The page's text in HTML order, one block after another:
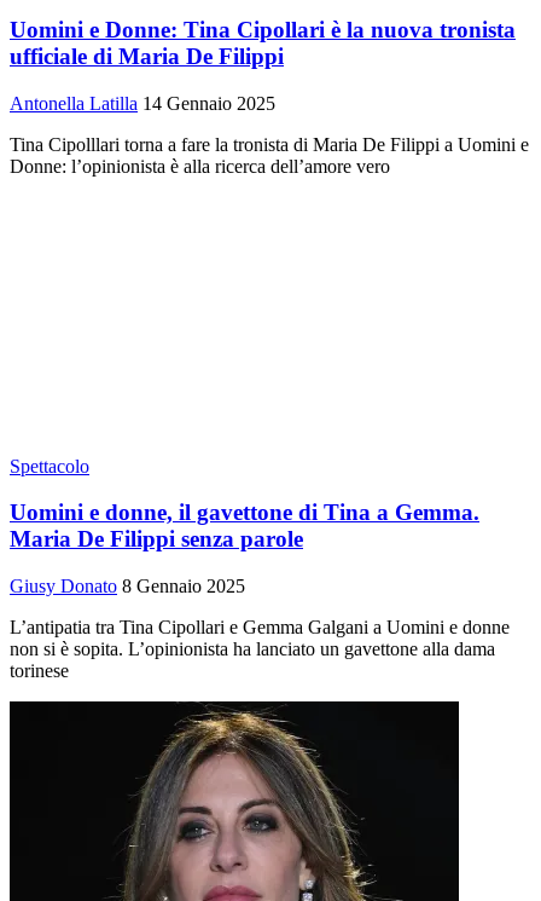
Uomini e Donne: Tina Cipollari è la nuova tronista
ufficiale di Maria De Filippi
Antonella Latilla 14 Gennaio 2025
Tina Cipolllari torna a fare la tronista di Maria De Filippi a Uomini e
Donne: l’opinionista è alla ricerca dell’amore vero
Spettacolo
Uomini e donne, il gavettone di Tina a Gemma.
Maria De Filippi senza parole
Giusy Donato 8 Gennaio 2025
L’antipatia tra Tina Cipollari e Gemma Galgani a Uomini e donne
non si è sopita. L’opinionista ha lanciato un gavettone alla dama
torinese